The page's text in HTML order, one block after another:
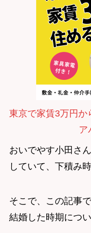
東京で家賃3万円か
ア
おいでやす小田さ
していて、下積み
そこで、この記事
結婚した時期につ